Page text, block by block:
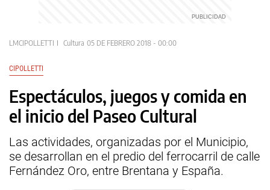
LMCIPOLLETTI Cultura 05 DE FEBRERO 2018 - 00:00
CIPOLLETTI
Espectáculos, juegos y comida en
el inicio del Paseo Cultural
Las actividades, organizadas por el Municipio,
se desarrollan en el predio del ferrocarril de calle
Fernández Oro, entre Brentana y España.